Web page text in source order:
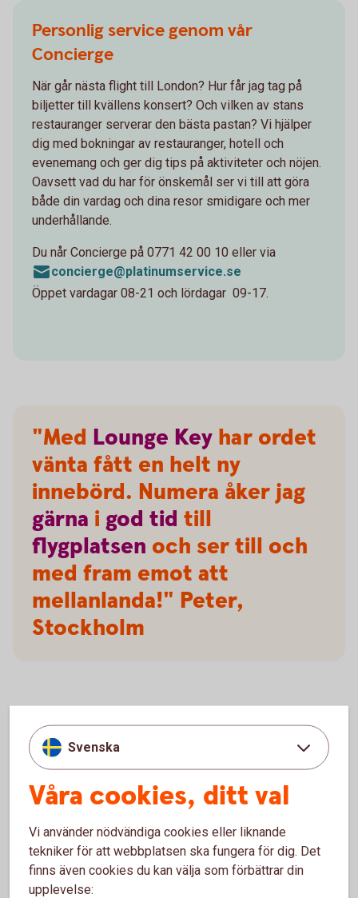
Personlig service genom vår
Concierge
När går nästa flight till London? Hur får jag tag på
biljetter till kvällens konsert? Och vilken av stans
restauranger serverar den bästa pastan? Vi hjälper
dig med bokningar av restauranger, hotell och
evenemang och ger dig tips på aktiviteter och nöjen.
Oavsett vad du har för önskemål ser vi till att göra
både din vardag och dina resor smidigare och mer
underhållande.
Du når Concierge på 0771 42 00 10 eller via
concierge@platinumservice.se
Öppet vardagar 08-21 och lördagar 09-17.
"Med Lounge Key har ordet
vänta fått en helt ny
innebörd. Numera åker jag
gärna igod tid till
flygplatsen och ser till och
med fram emot att
mellanlanda!" Peter,
Stockholm
Frågor och svar, samt villkor
Villkor
Försäkringar och tjänster
Mer information om Mastercard Platinum
Svenska
Våra cookies, ditt val
Vi använder nödvändiga cookies eller liknande
tekniker för att webbplatsen ska fungera för dig. Det
finns även cookies du kan välja som förbättrar din
upplevelse: